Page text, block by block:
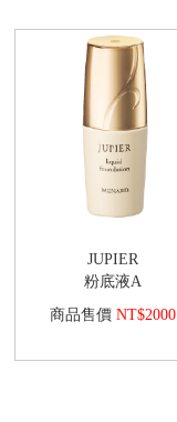
JUPIER
粉底液A
商品售價 NT$2000